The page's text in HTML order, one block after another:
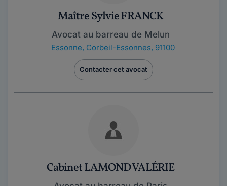
Maître Sylvie FRANCK
Avocat au barreau de Melun
Essonne, Corbeil-Essonnes, 91100
Contacter cet avocat
Cabinet LAMOND VALÉRIE